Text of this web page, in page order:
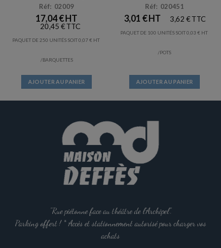
Réf: 02009
17,04€
20,45 €
PAQUET DE 250 UNITÉS SOIT0,07 €
/BARQUETTES
AJOUTER AU PANIER
Réf: 020451
3,01 € 3,62 €
PAQUET DE 100 UNITÉS SOIT0,03 €
/POTS
AJOUTER AU PANIER
"Rue piétonne face au théâtre de l'Archipel".
Parking offert ! * Accès et stationnement autorisé pour charger vos
achats